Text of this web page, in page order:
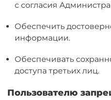
с согласия
Обеспечить
информации.
Обеспечивать
доступа третьих лиц.
Пользователю